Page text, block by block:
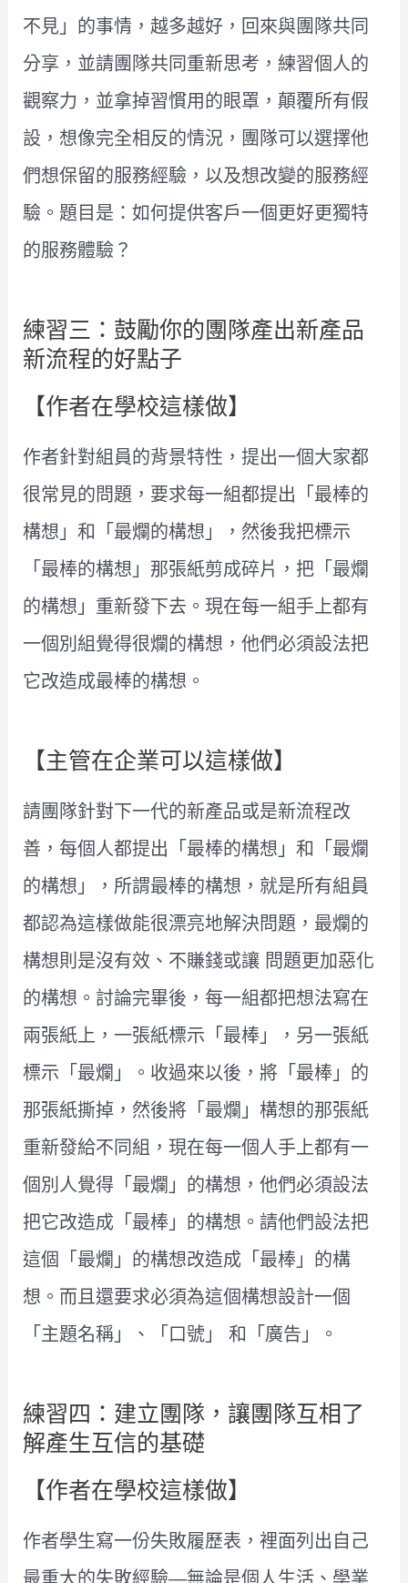
不見」的事情，越多越好，回來與團隊共同
分享，並請團隊共同重新思考，練習個人的
觀察力，並拿掉習慣用的眼罩，顛覆所有假
設，想像完全相反的情況，團隊可以選擇他
們想保留的服務經驗，以及想改變的服務經
驗。題目是：如何提供客戶一個更好更獨特
的服務體驗？
練習三：鼓勵你的團隊產出新產品
新流程的好點子
【作者在學校這樣做】
作者針對組員的背景特性，提出一個大家都
很常見的問題，要求每一組都提出「最棒的
構想」和「最爛的構想」，然後我把標示
「最棒的構想」那張紙剪成碎片，把「最爛
的構想」重新發下去。現在每一組手上都有
一個別組覺得很爛的構想，他們必須設法把
它改造成最棒的構想。
【主管在企業可以這樣做】
請團隊針對下一代的新產品或是新流程改
善，每個人都提出「最棒的構想」和「最爛
的構想」，所謂最棒的構想，就是所有組員
都認為這樣做能很漂亮地解決問題，最爛的
構想則是沒有效、不賺錢或讓 問題更加惡化
的構想。討論完畢後，每一組都把想法寫在
兩張紙上，一張紙標示「最棒」，另一張紙
標示「最爛」。收過來以後，將「最棒」的
那張紙撕掉，然後將「最爛」構想的那張紙
重新發給不同組，現在每一個人手上都有一
個別人覺得「最爛」的構想，他們必須設法
把它改造成「最棒」的構想。請他們設法把
這個「最爛」的構想改造成「最棒」的構
想。而且還要求必須為這個構想設計一個
「主題名稱」、「口號」 和「廣告」。
練習四：建立團隊，讓團隊互相了
解產生互信的基礎
【作者在學校這樣做】
作者學生寫一份失敗履歷表，裡面列出自己
最重大的失敗經驗—無論是個人生活、學業